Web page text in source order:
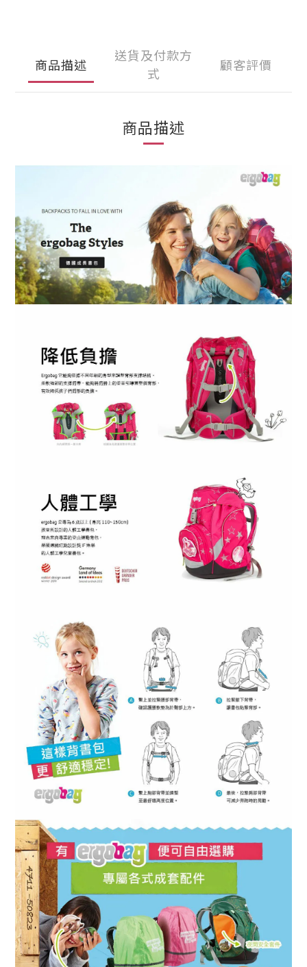
商品描述
送貨及付款方
式
顧客評價
商品描述